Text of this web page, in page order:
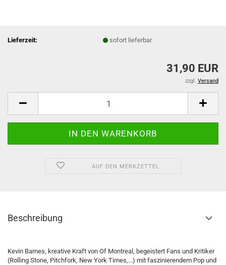
Lieferzeit: sofort lieferbar
31,90 EUR
zzgl. Versand
AUF DEN MERKZETTEL
Beschreibung
Kevin Barnes, kreative Kraft von Of Montreal, begeistert Fans und Kritiker
(Rolling Stone, Pitchfork, New York Times,...) mit faszinierendem Pop und